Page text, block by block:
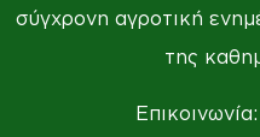
σύγχρονη αγροτική
της
Επικοινωνία: